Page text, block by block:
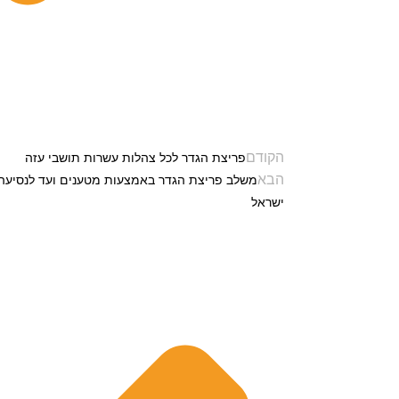
הקודםפריצת הגדר לכל צהלות עשרות תושבי עזה
הבאמשלב פריצת הגדר באמצעות מטענים ועד
ישראל